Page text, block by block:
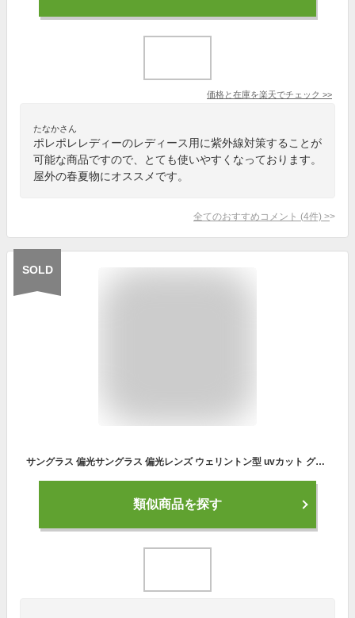
価格と在庫を楽天でチェック >>
たなかさん
ポレポレレディーのレディース用に紫外線対策することが
可能な商品ですので、とても使いやすくなっております。
屋外の春夏物にオススメです。
全てのおすすめコメント (4件) >
SOLD
サングラス 偏光サングラス 偏光レンズ ウェリントン型 uvカット グレアカット メガネ スポーツ アウトドア 野球 日焼け 自転車 運転 ドライブ ランニング 釣り おしゃれ メンズ レディース用 ブランド【送料無料】
類似商品を探す